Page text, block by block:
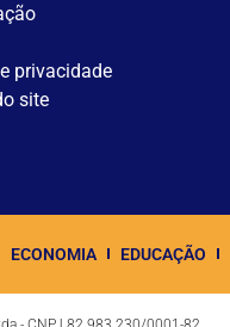
privacidade
site
ECONOMIA EDUCAÇÃO